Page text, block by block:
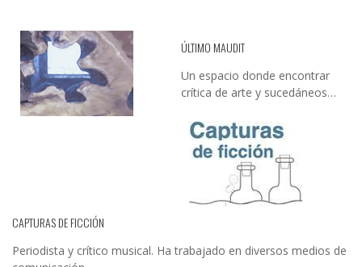
ÚLTIMO MAUDIT
Un espacio donde encontrar
crítica de arte y sucedáneos…
CAPTURAS DE FICCIÓN
Periodista y crítico musical. Ha trabajado en diversos medios de